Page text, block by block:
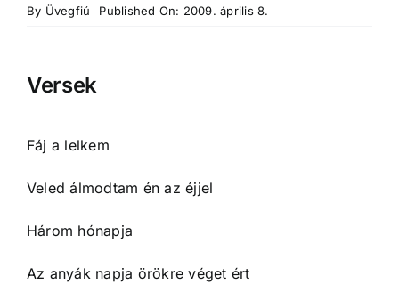
By Üvegfiú Published On: 2009. április 8.
Versek
Fáj a lelkem
Veled álmodtam én az éjjel
Három hónapja
Az anyák napja örökre véget ért